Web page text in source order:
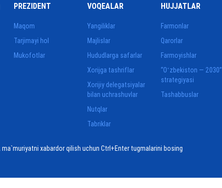
PREZIDENT
Maqom
Tarjimayi hol
Mukofotlar
VOQEALAR
Yangiliklar
Majlislar
Hududlarga safarlar
Xorijga tashriflar
Xorijiy delegatsiyalar
bilan uchrashuvlar
Nutqlar
Tabriklar
HUJJATLAR
Farmonlar
Qarorlar
Farmoyishlar
“Oʻzbekiston — 2030”
strategiyasi
Tashabbuslar
xabardor qilish uchun Ctrl+Enter tugmalarini bosing